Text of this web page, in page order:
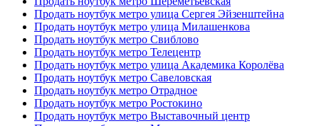
Продать ноутбук метро улица Сергея Эйзенштейна
Продать ноутбук метро улица Милашенкова
Продать ноутбук метро Свиблово
Продать ноутбук метро Телецентр
Продать ноутбук метро улица Академика Королёва
Продать ноутбук метро Савеловская
Продать ноутбук метро Отрадное
Продать ноутбук метро Ростокино
Продать ноутбук метро Выставочный центр